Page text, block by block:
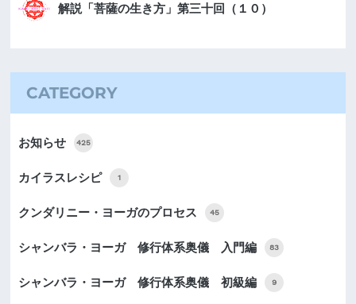
解説「菩薩の生き方」第三十回（１０）
CATEGORY
お知らせ 425
カイラスレシピ 1
クンダリニー・ヨーガのプロセス 45
シャンバラ・ヨーガ 修行体系奥儀 入門編 83
シャンバラ・ヨーガ 修行体系奥儀 初級編 9